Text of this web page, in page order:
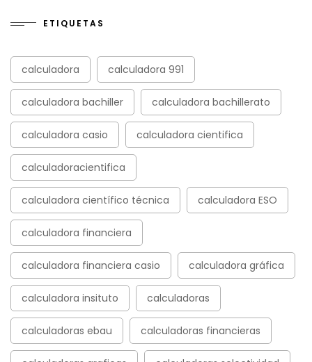
ETIQUETAS
calculadora calculadora 991
calculadora bachiller calculadora bachillerato
calculadora casio calculadora cientifica
calculadoracientifica
calculadora científico técnica calculadora ESO
calculadora financiera
calculadora financiera casio calculadora gráfica
calculadora insituto calculadoras
calculadoras ebau calculadoras financieras